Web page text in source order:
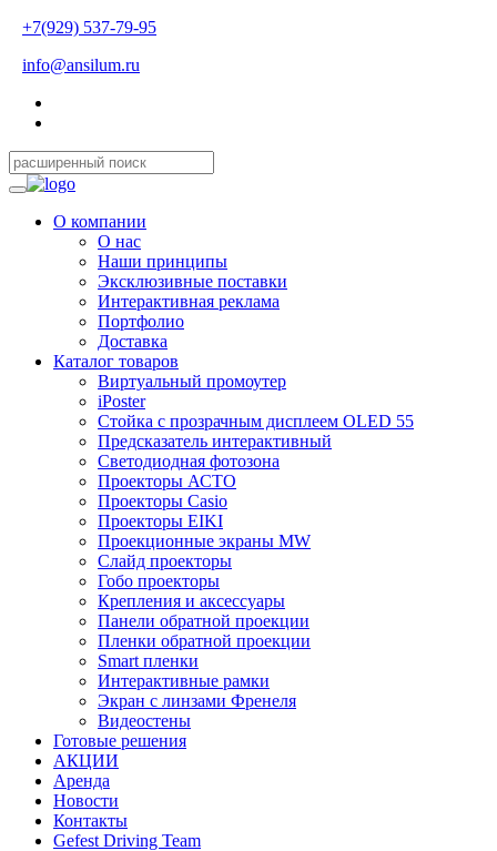
+7(929) 537-79-95
info@ansilum.ru
О компании
О нас
Наши принципы
Эксклюзивные поставки
Интерактивная реклама
Портфолио
Доставка
Каталог товаров
Виртуальный промоутер
iPoster
Стойка с прозрачным дисплеем OLED 55
Предсказатель интерактивный
Светодиодная фотозона
Проекторы АСТО
Проекторы Casio
Проекторы EIKI
Проекционные экраны MW
Слайд проекторы
Гобо проекторы
Крепления и аксессуары
Панели обратной проекции
Пленки обратной проекции
Smart пленки
Интерактивные рамки
Экран с линзами Френеля
Видеостены
Готовые решения
АКЦИИ
Аренда
Новости
Контакты
Gefest Driving Team